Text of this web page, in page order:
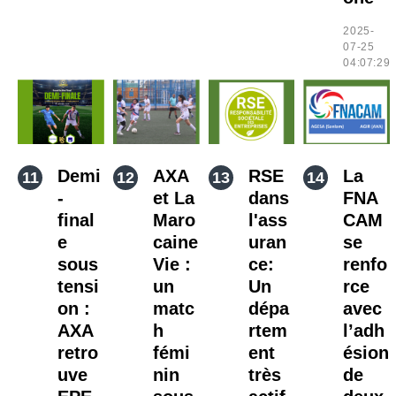
2025-
07-25
04:07:29
Demi
-
final
e
sous
tensi
on :
AXA
retro
uve
AXA
et La
Maro
caine
Vie :
un
matc
h
fémi
nin
RSE
dans
l'ass
uran
ce:
Un
dépa
rtem
ent
très
La
FNA
CAM
se
renfo
rce
avec
l’adh
ésion
de